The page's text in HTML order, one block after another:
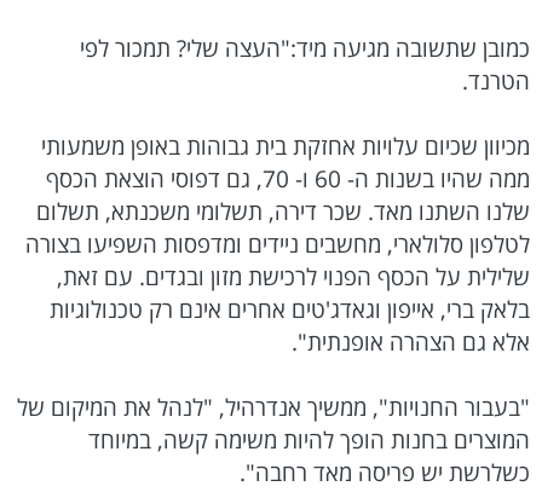
כמובן שתשובה מגיעה מיד:"העצה שלי? תמכור לפי
הטרנד.
מכיוון שכיום עלויות אחזקת בית גבוהות באופן משמעותי
ממה שהיו בשנות ה- 60 ו- 70, גם דפוסי הוצאת הכסף
שלנו השתנו מאד. שכר דירה, תשלומי משכנתא, תשלום
לטלפון סלולארי, מחשבים ניידים ומדפסות השפיעו בצורה
שלילית על הכסף הפנוי לרכישת מזון ובגדים. עם זאת,
בלאק ברי, אייפון וגאדג'טים אחרים אינם רק טכנולוגיות
אלא גם הצהרה אופנתית".
"בעבור החנויות", ממשיך אנדרהיל, "לנהל את המיקום של
המוצרים בחנות הופך להיות משימה קשה, במיוחד
כשלרשת יש פריסה מאד רחבה".